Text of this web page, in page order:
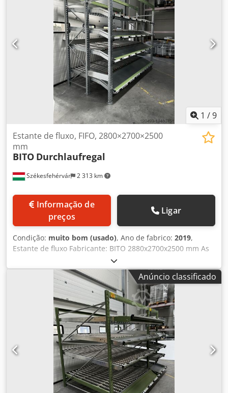
6,00 m Suporte: parafusado Fixação: grelhas de parede
lateral e traseira Carga do canal: 4250 kg Crsdpjhql Hzjfx
Amvsf Carga da palete: máx. 850 kg Ano de construção:
2011 Espaços de palete: 600 Rack é desmontado e pronto
para ser carregado em Neuwied Preços mais IVA.
1 /9
Székesfehérvár 2 313 km
Estante de fluxo, FIFO, 2800×2700×2500
mm
BITO Durchlaufregal
preços
Ligar
Condição: muito bom (usado), Ano de fabrico: 2019,
Estante de fluxo Fabricante: BITO 2880x2700x2500 mm As
estantes de fluxo são divididas em níveis de fluxo
levemente inclinados e são projetadas para o
fornecimento de mercadorias segundo o princípio FIFO
(First-in-First-out). As estantes são abastecidas pela parte
traseira e as mercadorias deslizam sobre roletes de
plástico até o lado oposto, de onde podem ser retiradas
conforme necessário. Vantagens: - Permite alta
performance de picking - Evita tempos mortos devido à
falta de reposição Codswwugtjpfx Amvsrf - Ideal para itens
de alta e média rotatividade - Frequência de retirada cinco
vezes maior em comparação com estantes convencionais
Temos vários tamanhos em estoque! Entre em contato
comigo caso tenha interesse.
Anúncio classificado